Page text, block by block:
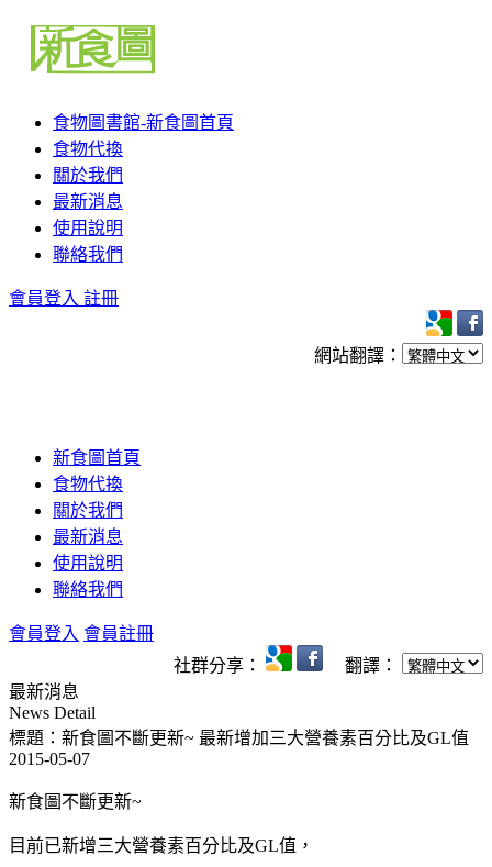
食物圖書館-新食圖首頁
食物代換
關於我們
最新消息
使用說明
聯絡我們
會員登入 註冊
網站翻譯：
新食圖首頁
食物代換
關於我們
最新消息
使用說明
聯絡我們
會員登入 會員註冊
社群分享：
翻譯：
最新消息
News Detail
標題：新食圖不斷更新~ 最新增加三大營養素百分比及GL值
2015-05-07
新食圖不斷更新~
目前已新增三大營養素百分比及GL值，